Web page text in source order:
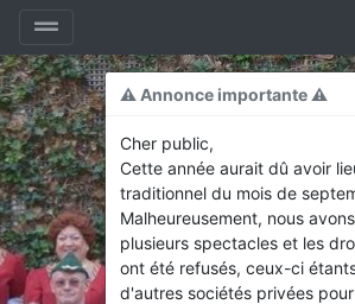
⚠️ Annonce importante ⚠️
Cher public,
Cette année aurait dû avoir
traditionnel du mois de
Malheureusement, nous
plusieurs spectacles et les
ont été refusés, ceux-ci
d'autres sociétés privées